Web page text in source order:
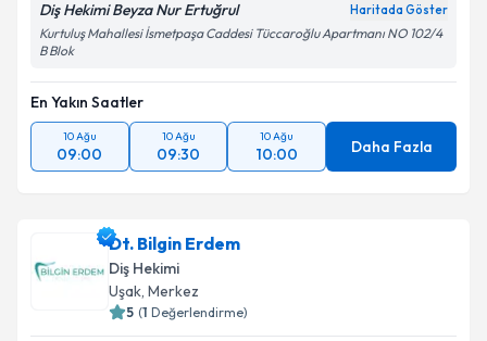
Diş Hekimi Beyza Nur Ertuğrul Haritada Göster
Kurtuluş Mahallesi İsmetpaşa Caddesi Tüccaroğlu Apartmanı NO 102/4
B Blok
En Yakın Saatler
10 Ağu
09:00
10 Ağu
09:30
10 Ağu
10:00 Daha Fazla
Dt. Bilgin Erdem
Diş Hekimi
Uşak, Merkez
5 (1 Değerlendirme)